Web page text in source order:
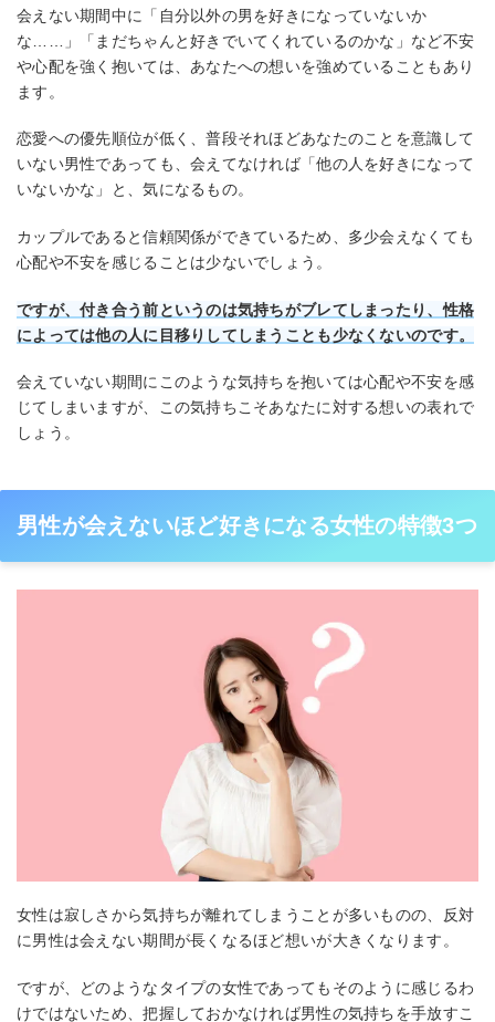
会えない期間中に「自分以外の男を好きになっていないか
な……」「まだちゃんと好きでいてくれているのかな」など不安
や心配を強く抱いては、あなたへの想いを強めていることもあり
ます。
恋愛への優先順位が低く、普段それほどあなたのことを意識して
いない男性であっても、会えてなければ「他の人を好きになって
いないかな」と、気になるもの。
カップルであると信頼関係ができているため、多少会えなくても
心配や不安を感じることは少ないでしょう。
ですが、付き合う前というのは気持ちがブレてしまったり、性格
によっては他の人に目移りしてしまうことも少なくないのです。
会えていない期間にこのような気持ちを抱いては心配や不安を感
じてしまいますが、この気持ちこそあなたに対する想いの表れで
しょう。
男性が会えないほど好きになる女性の特徴3つ
女性は寂しさから気持ちが離れてしまうことが多いものの、反対
に男性は会えない期間が長くなるほど想いが大きくなります。
ですが、どのようなタイプの女性であってもそのように感じるわ
けではないため、把握しておかなければ男性の気持ちを手放すこ